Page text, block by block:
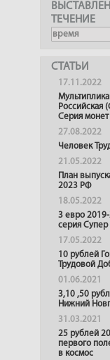
ТЕЧЕНИЕ
СТАТЬИ
17.11.2022
Российская
Серия монет
27.08.2022
Человек
21.05.2022
План
2023 РФ
18.05.2022
3 евро
серия
17.05.2022
10 рублей
Трудовой
01.06.2021
3,10 ,50
Нижний
31.03.2021
25 рублей
первого
в космос